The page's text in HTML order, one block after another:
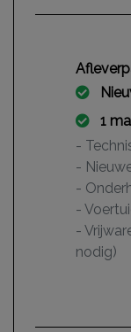
1
-
-
-
-
-
nodig)